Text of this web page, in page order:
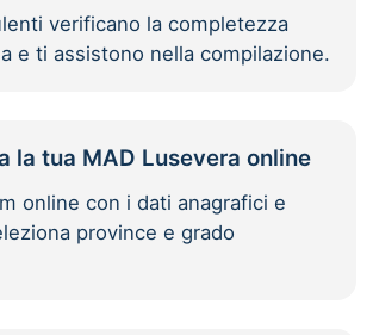
verificano la completezza
e ti assistono nella compilazione.
la tua MAD Lusevera online
online con i dati anagrafici e
province e grado